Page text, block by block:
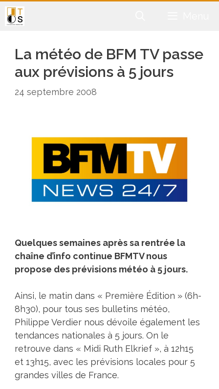
Aller
au
La météo de BFM TV passe
aux prévisions à 5 jours
24 septembre 2008
Quelques semaines après sa rentrée la
chaîne d’info continue BFMTV nous
propose des prévisions météo à 5 jours.
Ainsi, le matin dans « Première Édition » (6h-
8h30), pour tous ses bulletins météo,
Philippe Verdier nous dévoile également les
tendances nationales à 5 jours. On le
retrouve dans « Midi Ruth Elkrief », à 12h15
et 13h15, avec les prévisions locales pour 5
grandes villes de France.